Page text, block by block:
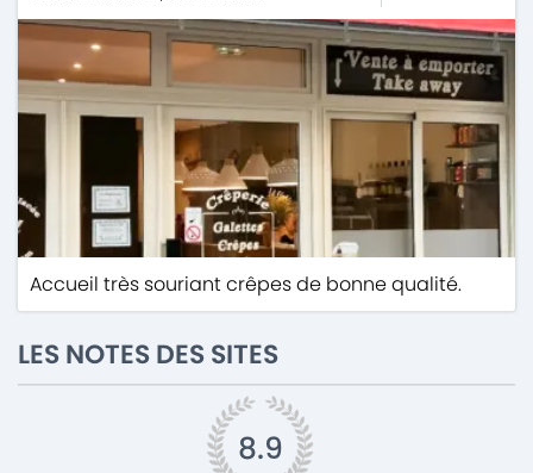
Accueil très souriant crêpes de bonne qualité.
LES NOTES DES SITES
8.9